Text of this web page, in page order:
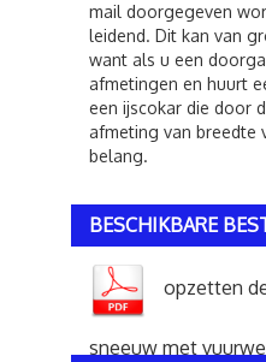
mail doorgegeven
leidend. Dit kan van
want als u een
afmetingen en huurt
een ijscokar die door
afmeting van breedte
belang.
BESCHIKBARE
opzetten
sneeuw met